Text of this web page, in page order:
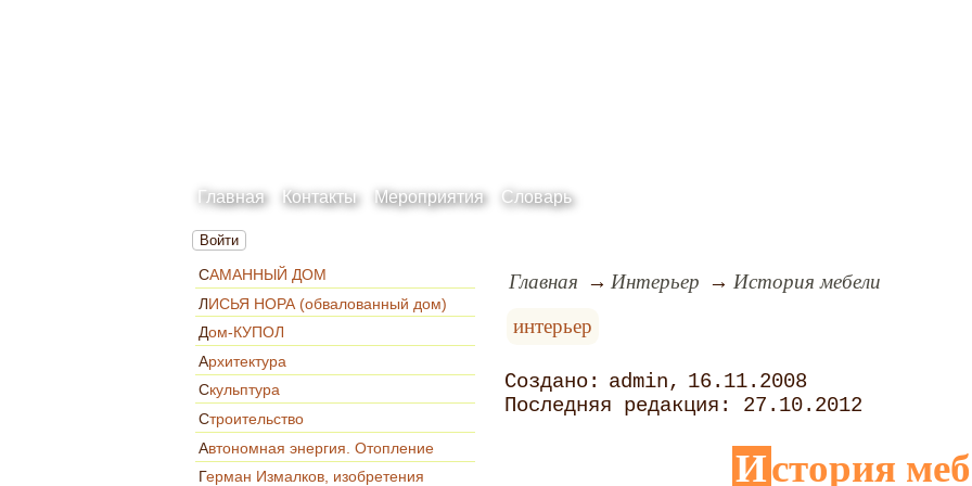
Главная Контакты Мероприятия Словарь
Войти
САМАННЫЙ ДОМ
ЛИСЬЯ НОРА (обвалованный дом)
Дом-КУПОЛ
Архитектура
Скульптура
Строительство
Автономная энергия. Отопление
Герман Измалков, изобретения
Главная Интерьер
История мебели
интерьер
admin
16.11.2008
27.10.2012
История